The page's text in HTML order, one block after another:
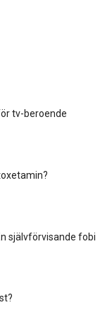
tv-beroende
självförvisande fobi